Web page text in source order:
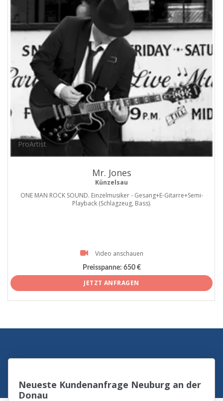
ProArtist
Mr. Jones
Künzelsau
ONE MAN ROCK SOUND. Einzelmusiker - Gesang+E-Gitarre+Semi-
Playback (Schlagzeug, Bass).
Video anschauen
Preisspanne: 650 €
JETZT ANFRAGEN
Neueste Kundenanfrage Neuburg an der
Donau